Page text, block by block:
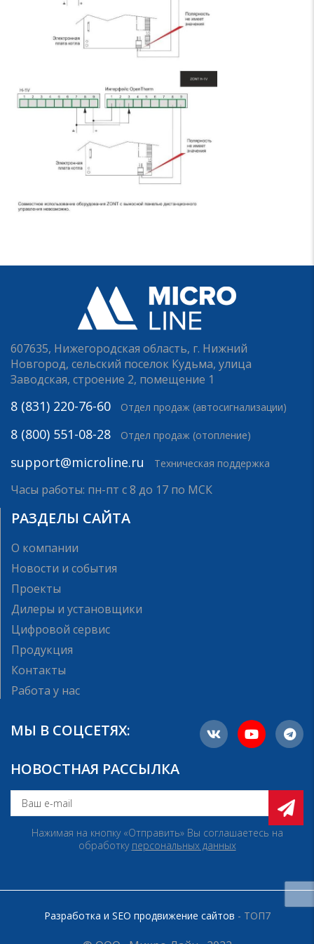
607635, Нижегородская область, г. Нижний
Новгород, сельский поселок Кудьма, улица
Заводская, строение 2, помещение 1
8 (831) 220-76-60 Отдел продаж (автосигнализации)
8 (800) 551-08-28 Отдел продаж (отопление)
support@microline.ru Техническая поддержка
Часы работы: пн-пт с 8 до 17 по МСК
РАЗДЕЛЫ САЙТА
О компании
Новости и события
Проекты
Дилеры и установщики
Цифровой сервис
Продукция
Контакты
Работа у нас
МЫ В СОЦСЕТЯХ:
НОВОСТНАЯ РАССЫЛКА
Нажимая на кнопку «Отправить» Вы соглашаетесь на
обработку персональных данных
Разработка и SEO продвижение сайтов - ТОП7